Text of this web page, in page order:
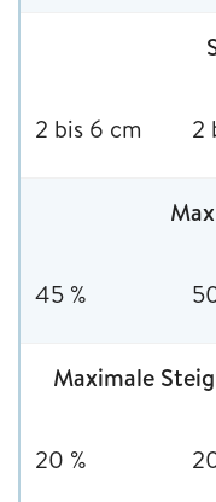
2 bis 6 cm 2
45 %
Maximale
20 %